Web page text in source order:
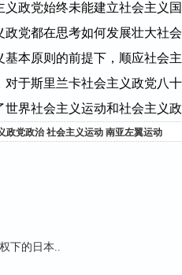
政党始终未能建立社会主义
党都在思考如何发展壮大社
本原则的前提下，顺应社会
对于斯里兰卡社会主义政党八
界社会主义运动和社会主义
政党政治 社会主义运动 南亚左翼运动
下的日本..